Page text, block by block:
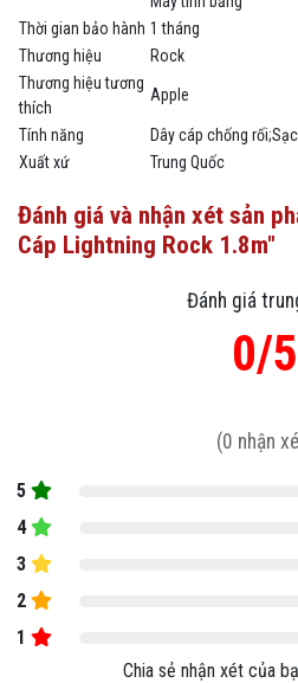
Thời gian bảo hành 1 tháng
Thương hiệu
Rock
Thương hiệu tương
thích
Apple
Tính năng
Dây cáp chống
Xuất xứ
Trung Quốc
Đánh giá và nhận xét sản
Cáp Lightning Rock 1.8m"
Đánh giá
0/5
(0 nhận
5
4
3
2
1
Chia sẻ nhận xét của